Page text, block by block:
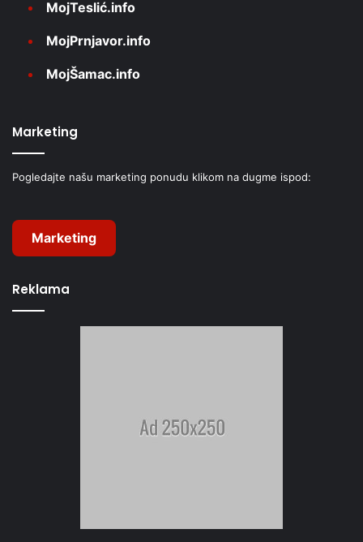
MojTeslić.info
MojPrnjavor.info
MojŠamac.info
Marketing
Pogledajte našu marketing ponudu klikom na dugme ispod:
Marketing
Reklama